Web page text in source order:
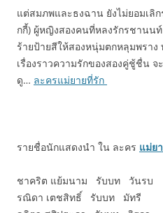
แต่สมภพและธงฉาน ยังไม่ยอมเลิ
กกี้) ผู้หญิงสองคนที่หลงรักรชานน
ร้ายป้ายสีให้สองหนุ่มตกหลุมพราง
เรื่องราวความรักของสองคู่ชู้ชื่น จ
ดู… ละครแม่ยายที่รัก
รายชื่อนักแสดงนำ ใน ละคร แม่ย
ชาคริต แย้มนาม รับบท วันรบ
รณิดา เตชสิทธิ์ รับบท มัทรี